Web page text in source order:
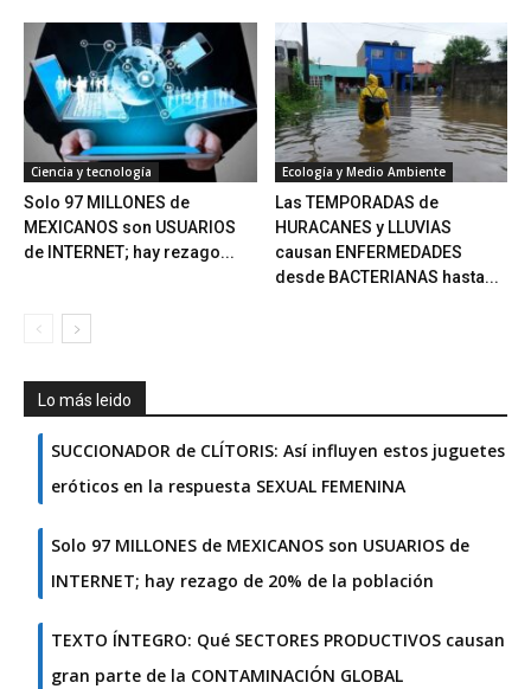
Ciencia y tecnología
Solo 97 MILLONES de
MEXICANOS son USUARIOS
de INTERNET; hay rezago...
Ecología y Medio Ambiente
Las TEMPORADAS de
HURACANES y LLUVIAS
causan ENFERMEDADES
desde BACTERIANAS hasta...
Lo más leido
SUCCIONADOR de CLÍTORIS: Así influyen estos juguetes
eróticos en la respuesta SEXUAL FEMENINA
Solo 97 MILLONES de MEXICANOS son USUARIOS de
INTERNET; hay rezago de 20% de la población
TEXTO ÍNTEGRO: Qué SECTORES PRODUCTIVOS causan
gran parte de la CONTAMINACIÓN GLOBAL